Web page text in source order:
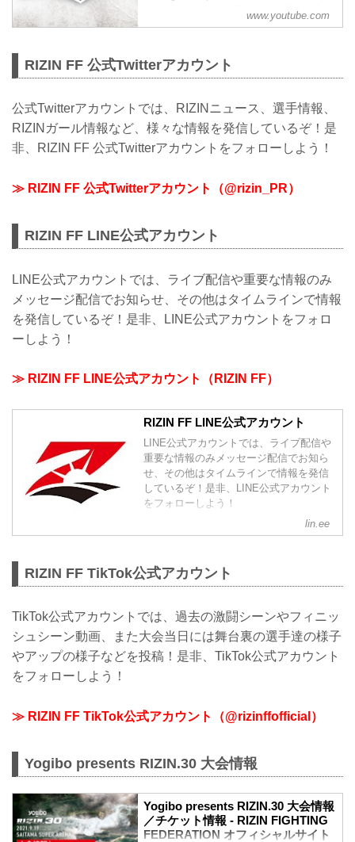
have carried on the fighting tradition of
previous world class MMA promotions
www.youtube.com
RIZIN FF 公式Twitterアカウント
公式Twitterアカウントでは、RIZINニュース、選手情報、
RIZINガール情報など、様々な情報を発信しているぞ！是
非、RIZIN FF 公式Twitterアカウントをフォローしよう！
≫ RIZIN FF 公式Twitterアカウント（@rizin_PR）
RIZIN FF LINE公式アカウント
LINE公式アカウントでは、ライブ配信や重要な情報のみ
メッセージ配信でお知らせ、その他はタイムラインで情報
を発信しているぞ！是非、LINE公式アカウントをフォロ
ーしよう！
≫ RIZIN FF LINE公式アカウント（RIZIN FF）
RIZIN FF LINE公式アカウント
LINE公式アカウントでは、ライブ配信や
重要な情報のみメッセージ配信でお知ら
せ、その他はタイムラインで情報を発信
しているぞ！是非、LINE公式アカウント
をフォローしよう！
lin.ee
RIZIN FF TikTok公式アカウント
TikTok公式アカウントでは、過去の激闘シーンやフィニッ
シュシーン動画、また大会当日には舞台裏の選手達の様子
やアップの様子などを投稿！是非、TikTok公式アカウント
をフォローしよう！
≫ RIZIN FF TikTok公式アカウント（@rizinffofficial）
Yogibo presents RIZIN.30 大会情報
Yogibo presents RIZIN.30 大会情報
／チケット情報 - RIZIN FIGHTING
FEDERATION オフィシャルサイト